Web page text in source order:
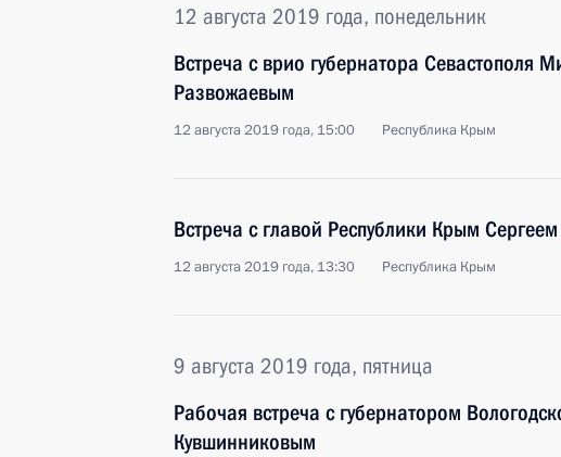
12 августа 2019 года, понедельник
Встреча с врио губернатора Севастополя
Развожаевым
12 августа 2019 года, 15:00 Республика Крым
Встреча с главой Республики Крым
12 августа 2019 года, 13:30 Республика Крым
9 августа 2019 года, пятница
Рабочая встреча с губернатором
Кувшинниковым